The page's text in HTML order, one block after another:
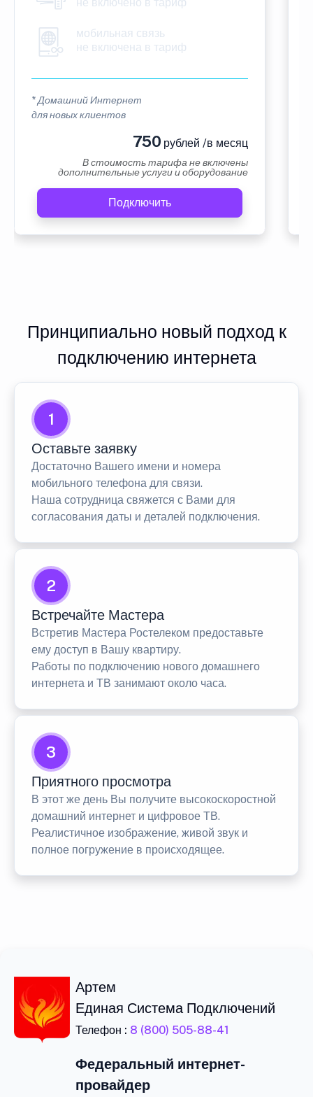
не включено в тариф
мобильная связь
не включена в тариф
* Домашний Интернет
для новых клиентов
750 рублей /в месяц
В стоимость тарифа не включены
дополнительные услуги и оборудование
Подключить
Принципиально новый подход к
подключению интернета
1
Оставьте заявку
Достаточно Вашего имени и номера
мобильного телефона для связи.
Наша сотрудница свяжется с Вами для
согласования даты и деталей подключения.
2
Встречайте Мастера
Встретив Мастера Ростелеком предоставьте
ему доступ в Вашу квартиру.
Работы по подключению нового домашнего
интернета и ТВ занимают около часа.
3
Приятного просмотра
В этот же день Вы получите высокоскоростной
домашний интернет и цифровое ТВ.
Реалистичное изображение, живой звук и
полное погружение в происходящее.
Артем
Единая Система Подключений
Телефон : 8 (800) 505-88-41
Федеральный интернет-
провайдер